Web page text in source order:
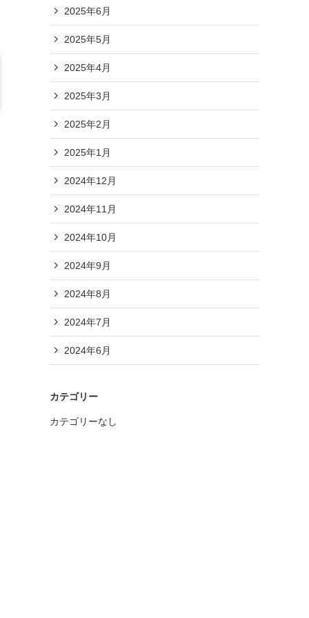
2025年6月
2025年5月
2025年4月
2025年3月
2025年2月
2025年1月
2024年12月
2024年11月
2024年10月
2024年9月
2024年8月
2024年7月
2024年6月
カテゴリー
カテゴリーなし